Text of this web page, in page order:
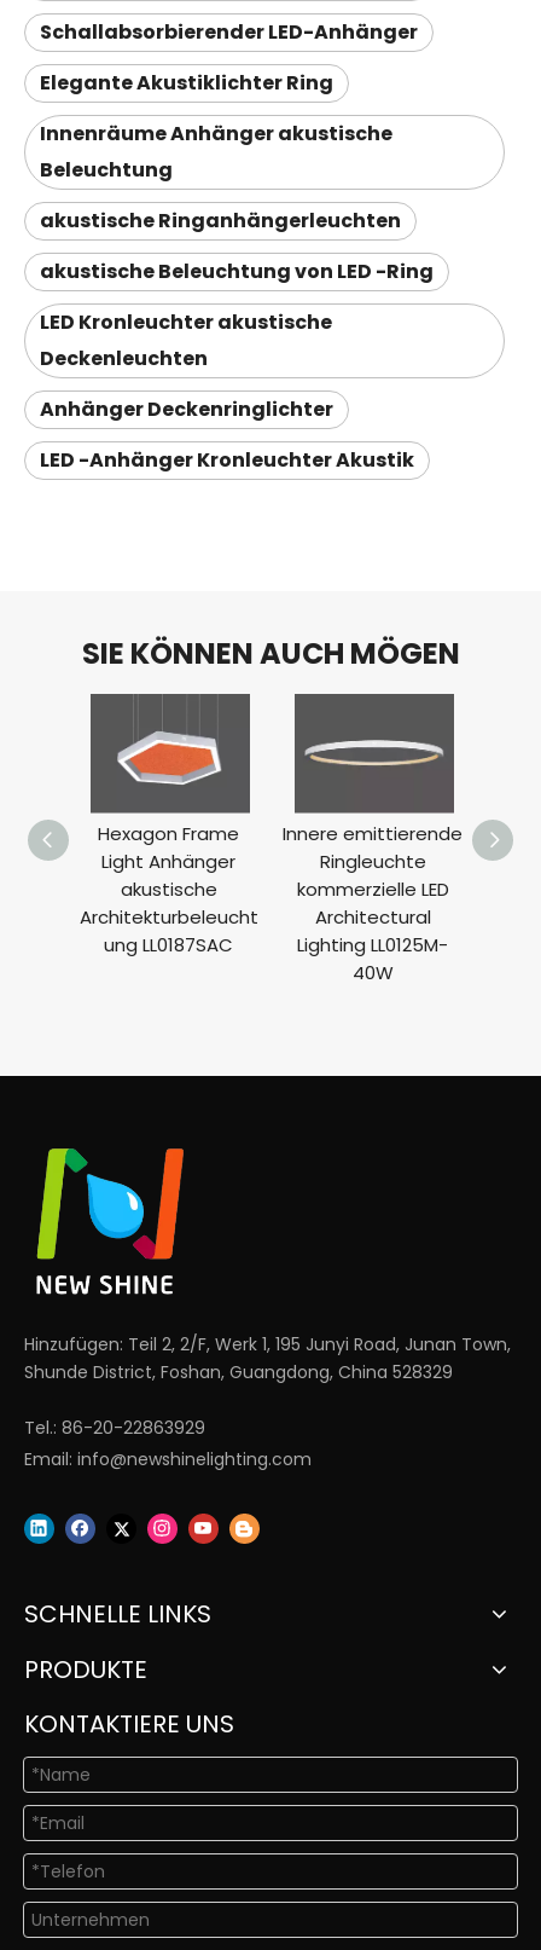
Schallabsorbierender LED-Anhänger
Elegante Akustiklichter Ring
Innenräume Anhänger akustische
Beleuchtung
akustische Ringanhängerleuchten
akustische Beleuchtung von LED -Ring
LED Kronleuchter akustische
Deckenleuchten
Anhänger Deckenringlichter
LED -Anhänger Kronleuchter Akustik
SIE KÖNNEN AUCH MÖGEN
Hexagon Frame
Light Anhänger
akustische
Architekturbeleucht
ung LL0187SAC
Innere emittierende
Ringleuchte
kommerzielle LED
Architectural
Lighting LL0125M-
40W
Hinzufügen: Teil 2, 2/F, Werk 1, 195 Junyi Road, Junan Town,
Shunde District, Foshan, Guangdong, China 528329
Tel.: 86-20-22863929
Email: info@newshinelighting.com
SCHNELLE LINKS
PRODUKTE
KONTAKTIERE UNS